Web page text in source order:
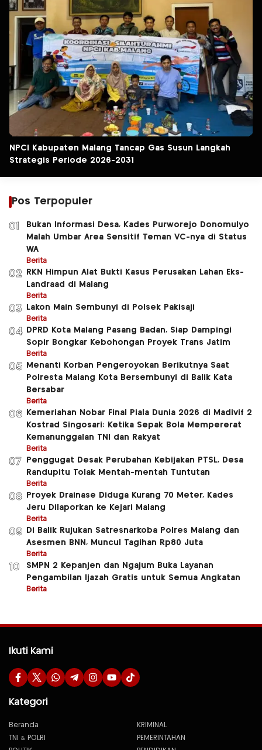
NPCI Kabupaten Malang Tancap Gas Susun Langkah
Strategis Periode 2026-2031
Pos Terpopuler
01
Bukan Informasi Desa, Kades Purworejo Donomulyo
Malah Umbar Area Sensitif Teman VC-nya di Status
WA
Berita
02
RKN Himpun Alat Bukti Kasus Perusakan Lahan Eks-
Landraad di Malang
Berita
03 Lakon Main Sembunyi di Polsek Pakisaji
Berita
04
DPRD Kota Malang Pasang Badan, Siap Dampingi
Sopir Bongkar Kebohongan Proyek Trans Jatim
Berita
05
Menanti Korban Pengeroyokan Berikutnya Saat
Polresta Malang Kota Bersembunyi di Balik Kata
Bersabar
Berita
06
Kemeriahan Nobar Final Piala Dunia 2026 di Madivif 2
Kostrad Singosari: Ketika Sepak Bola Mempererat
Kemanunggalan TNI dan Rakyat
Berita
07
Penggugat Desak Perubahan Kebijakan PTSL, Desa
Randupitu Tolak Mentah-mentah Tuntutan
Berita
08
Proyek Drainase Diduga Kurang 70 Meter, Kades
Jeru Dilaporkan ke Kejari Malang
Berita
09
Di Balik Rujukan Satresnarkoba Polres Malang dan
Asesmen BNN, Muncul Tagihan Rp80 Juta
Berita
10
SMPN 2 Kepanjen dan Ngajum Buka Layanan
Pengambilan Ijazah Gratis untuk Semua Angkatan
Berita
Ikuti Kami
Kategori
Beranda
KRIMINAL
TNI & POLRI
PEMERINTAHAN